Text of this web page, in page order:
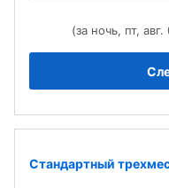
(за ночь, пт,
Стандартный